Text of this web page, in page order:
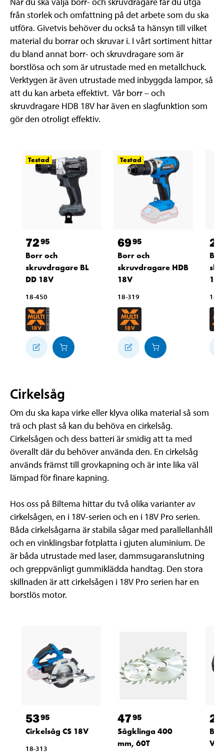
från storlek och omfattning på det arbete som du ska
utföra. Givetvis behöver du också ta hänsyn till vilket
material du borrar och skruvar i. I vårt sortiment hittar
du bland annat borr- och skruvdragare som är
borstlösa och som är utrustade med en metallchuck.
Verktygen är även utrustade med inbyggda lampor, så
att du kan arbeta effektivt. Vår borr – och
skruvdragare HDB 18V har även en slagfunktion som
gör den otroligt effektiv.
Testad
7295
Borr och
skruvdragare BL
DD 18V
18-450
Testad
6995
Borr och
skruvdragare HDB
18V
18-319
26
18V
18-
Cirkelsåg
Om du ska kapa virke eller klyva olika material så som
trä och plast så kan du behöva en cirkelsåg.
Cirkelsågen och dess batteri är smidig att ta med
överallt där du behöver använda den. En cirkelsåg
används främst till grovkapning och är inte lika väl
lämpad för finare kapning.
Hos oss på Biltema hittar du två olika varianter av
cirkelsågen, en i 18V-serien och en i 18V Pro serien.
Båda cirkelsågarna är stabila sågar med parallellanhåll
och en vinklingsbar fotplatta i gjuten aluminium. De
är båda utrustade med laser, dammsugaranslutning
och greppvänligt gummiklädda handtag. Den stora
skillnaden är att cirkelsågen i 18V Pro serien har en
borstlös motor.
5395
Cirkelsåg CS 18V
18-313
4795
Sågklinga 400
mm, 60T
27
V,